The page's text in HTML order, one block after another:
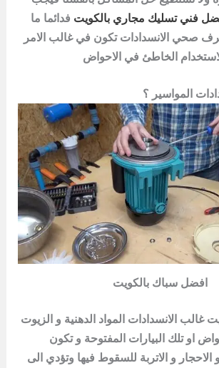
فني تسليك مجاري بالكويت فدائما ما
صحي الانسدادات تكون في غالب الامر
الخاطئ في الاحواض
المواسير ؟
افضل سباك بالكويت
غالب الانسدادات المواد الدهنية و الزيوت
او تلك البيارات المفتوحة و تكون
و الاتربة للسقوط فيها وتؤدي الى